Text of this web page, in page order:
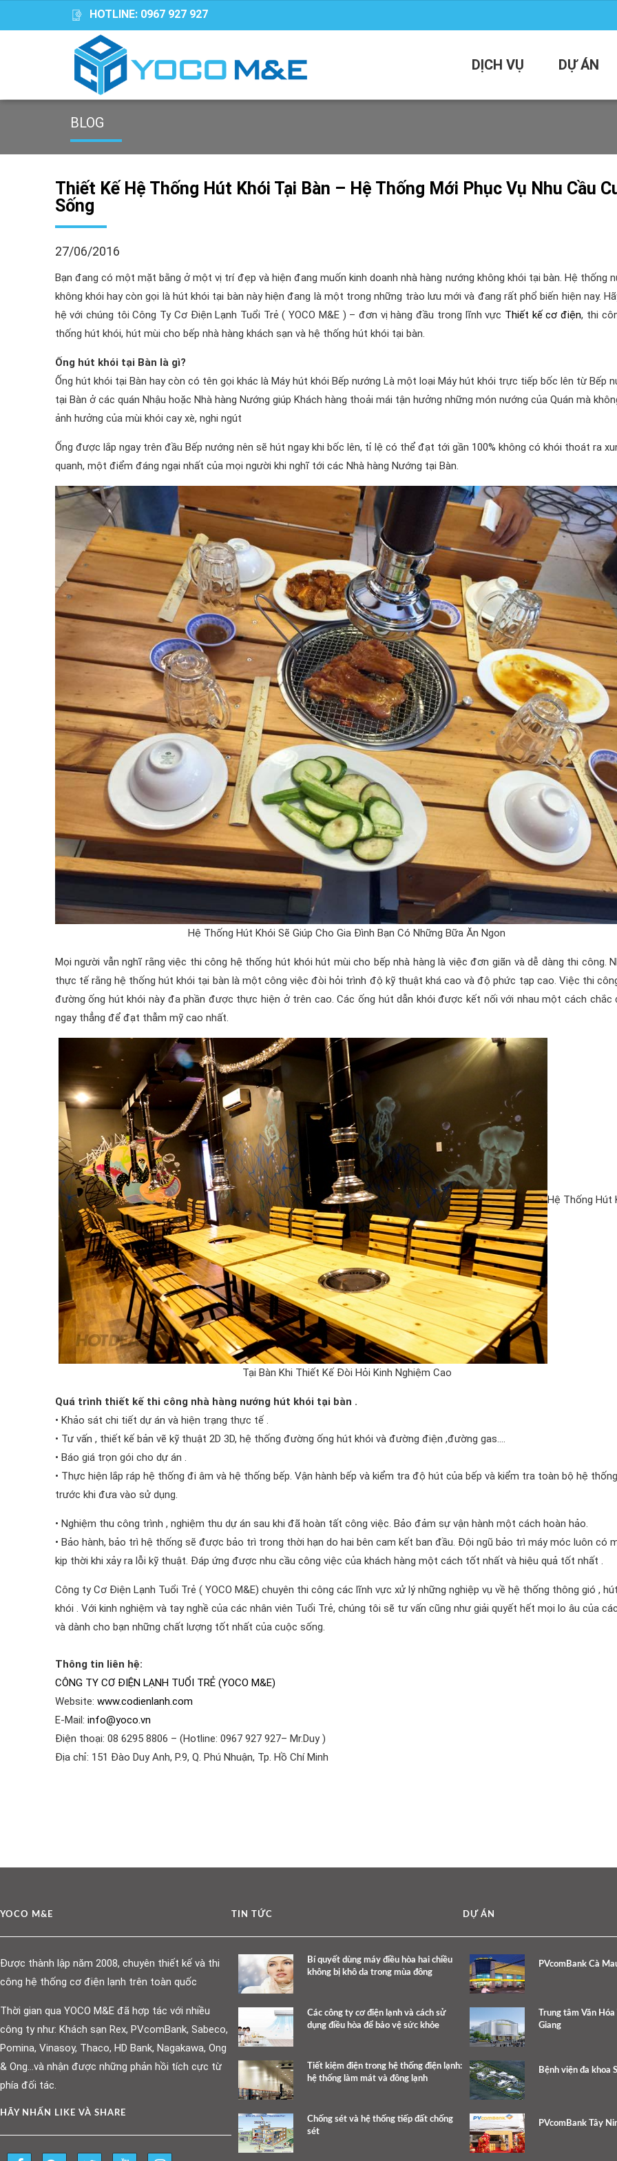
HOTLINE: 0967 927 927
DỊCH VỤ DỰ ÁN
BLOG
Thiết Kế Hệ Thống Hút Khói Tại Bàn – Hệ Thống Mới Phục Vụ Nhu Cầu
Sống
27/06/2016
Bạn đang có một mặt bằng ở một vị trí đẹp và hiện đang muốn kinh doanh nhà hàng nướng không khói tại bàn. Hệ thống
không khói hay còn gọi là hút khói tại bàn này hiện đang là một trong những trào lưu mới và đang rất phổ biến hiện nay.
hệ với chúng tôi Công Ty Cơ Điện Lạnh Tuổi Trẻ ( YOCO M&E ) – đơn vị hàng đầu trong lĩnh vực Thiết kế cơ điện, thi
thống hút khói, hút mùi cho bếp nhà hàng khách sạn và hệ thống hút khói tại bàn.
Ống hút khói tại Bàn là gì?
Ống hút khói tại Bàn hay còn có tên gọi khác là Máy hút khói Bếp nướng Là một loại Máy hút khói trực tiếp bốc lên từ Bếp
tại Bàn ở các quán Nhậu hoặc Nhà hàng Nướng giúp Khách hàng thoải mái tận hưởng những món nướng của Quán mà
ảnh hưởng của mùi khói cay xè, nghi ngút
Ống được lắp ngay trên đầu Bếp nướng nên sẽ hút ngay khi bốc lên, tỉ lệ có thể đạt tới gần 100% không có khói thoát ra
quanh, một điểm đáng ngại nhất của mọi người khi nghĩ tới các Nhà hàng Nướng tại Bàn.
Hệ Thống Hút Khói Sẽ Giúp Cho Gia Đình Bạn Có Những Bữa Ăn Ngon
Mọi người vẫn nghĩ rằng việc thi công hệ thống hút khói hút mùi cho bếp nhà hàng là việc đơn giãn và dễ dàng thi công.
thực tế rằng hệ thống hút khói tại bàn là một công việc đòi hỏi trình độ kỹ thuật khá cao và độ phức tạp cao. Việc thi
đường ống hút khói này đa phần được thực hiện ở trên cao. Các ống hút dẫn khói được kết nối với nhau một cách chắc
ngay thẳng để đạt thẫm mỹ cao nhất.
Hệ Thống Hút
Tại Bàn Khi Thiết Kế Đòi Hỏi Kinh Nghiệm Cao
Quá trình thiết kế thi công nhà hàng nướng hút khói tại bàn .
• Khảo sát chi tiết dự án và hiện trạng thực tế .
• Tư vấn , thiết kế bản vẽ kỹ thuật 2D 3D, hệ thống đường ống hút khói và đường điện ,đường gas….
• Báo giá trọn gói cho dự án .
• Thực hiện lắp ráp hệ thống đi âm và hệ thống bếp. Vận hành bếp và kiểm tra độ hút của bếp và kiểm tra toàn bộ hệ
trước khi đưa vào sử dụng.
• Nghiệm thu công trình , nghiệm thu dự án sau khi đã hoàn tất công việc. Bảo đảm sự vận hành một cách hoàn hảo.
• Bảo hành, bảo trì hệ thống sẽ được bảo trì trong thời hạn do hai bên cam kết ban đầu. Đội ngũ bảo trì máy móc luôn có
kịp thời khi xảy ra lỗi kỹ thuật. Đáp ứng được nhu cầu công việc của khách hàng một cách tốt nhất và hiệu quả tốt nhất .
Công ty Cơ Điện Lạnh Tuổi Trẻ ( YOCO M&E) chuyên thi công các lĩnh vực xử lý những nghiệp vụ về hệ thống thông gió , hút
khói . Với kinh nghiệm và tay nghề của các nhân viên Tuổi Trẻ, chúng tôi sẽ tư vấn cũng như giải quyết hết mọi lo âu của
và dành cho bạn những chất lượng tốt nhất của cuộc sống.
Thông tin liên hệ:
CÔNG TY CƠ ĐIỆN LẠNH TUỔI TRẺ (YOCO M&E)
Website: www.codienlanh.com
E-Mail: info@yoco.vn
Điện thoại: 08 6295 8806 – (Hotline: 0967 927 927– Mr.Duy )
Địa chỉ: 151 Đào Duy Anh, P.9, Q. Phú Nhuận, Tp. Hồ Chí Minh
YOCO M&E
Được thành lập năm 2008, chuyên thiết kế và thi
công hệ thống cơ điện lạnh trên toàn quốc
Thời gian qua YOCO M&E đã hợp tác với nhiều
công ty như: Khách sạn Rex, PVcomBank, Sabeco,
Pomina, Vinasoy, Thaco, HD Bank, Nagakawa, Ong
& Ong…và nhận được những phản hồi tích cực từ
phía đối tác.
HÃY NHẤN LIKE VÀ SHARE
TIN TỨC
Bí quyết dùng máy điều hòa hai chiều
không bị khô da trong mùa đông
Các công ty cơ điện lạnh và cách sử
dụng điều hòa để bảo vệ sức khỏe
Tiết kiệm điện trong hệ thống điện lạnh:
hệ thống làm mát và đông lạnh
Chống sét và hệ thống tiếp đất chống
sét
DỰ ÁN
PVcomBank Cà
Trung tâm Văn
Giang
Bệnh viện đa khoa
PVcomBank Tây